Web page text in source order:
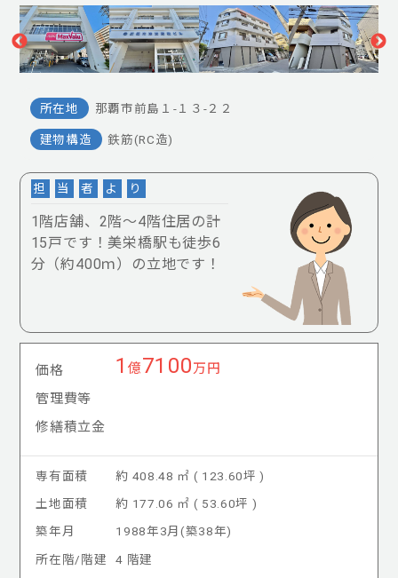
所在地 那覇市前島１-１３-２２
建物構造 鉄筋(RC造)
担 当 者 よ り
1階店舗、2階～4階住居の計
15戸です！美栄橋駅も徒歩6
分（約400ｍ）の立地です！
価格 1億7100万円
管理費等
修繕積立金
専有面積
約 408.48 ㎡ ( 123.60坪 )
土地面積
約 177.06 ㎡ ( 53.60坪 )
築年月
1988年3月(築38年)
所在階/階建
4 階建